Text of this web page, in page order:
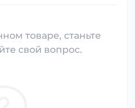
товаре, станьте
свой вопрос.